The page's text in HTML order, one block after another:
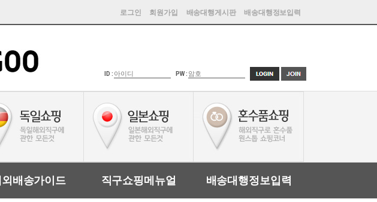
로그인 회원가입 배송대행게시판 배송대행정보입력
ID : PW :
배송가이드 직구쇼핑메뉴얼 배송대행정보입력